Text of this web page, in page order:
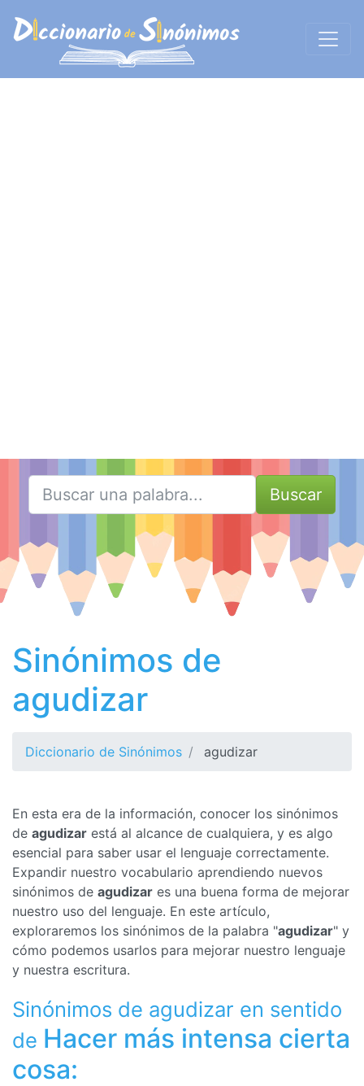
Buscar
Sinónimos de
agudizar
Diccionario de Sinónimos agudizar
En esta era de la información, conocer los sinónimos
de agudizar está al alcance de cualquiera, y es algo
esencial para saber usar el lenguaje correctamente.
Expandir nuestro vocabulario aprendiendo nuevos
sinónimos de agudizar es una buena forma de mejorar
nuestro uso del lenguaje. En este artículo,
exploraremos los sinónimos de la palabra "agudizar" y
cómo podemos usarlos para mejorar nuestro lenguaje
y nuestra escritura.
Sinónimos de agudizar en sentido
de Hacer más intensa cierta
cosa: